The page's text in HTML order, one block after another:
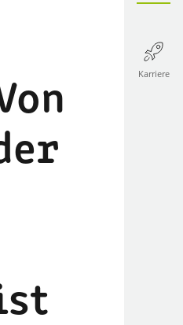
Karriere